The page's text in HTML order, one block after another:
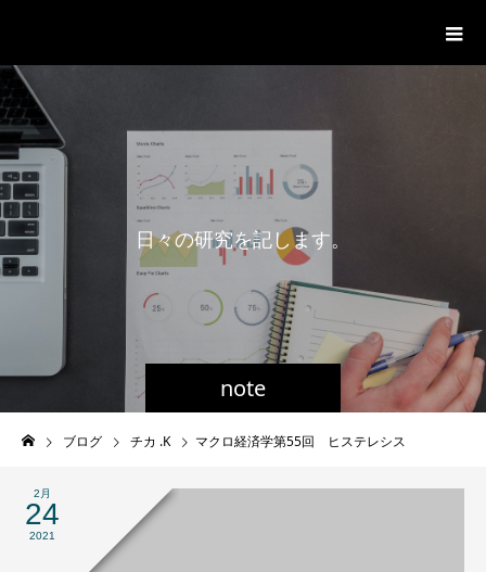
一般社団法人グローバル都市経営学
note
日々の研究を記します。
ブログ チカ .K マクロ経済学第55回 ヒステレシス
2月
24
2021